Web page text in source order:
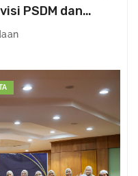
PSDM dan